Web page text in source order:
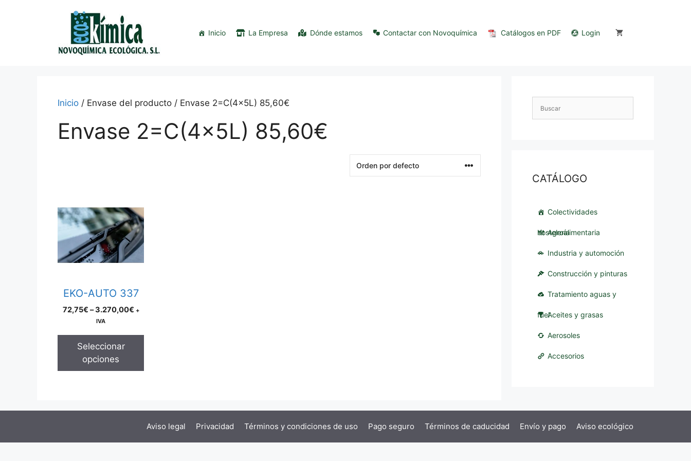
Inicio La Empresa Dónde estamos Contactar con Novoquímica Catálogos en PDF Login
Inicio / Envase del producto / Envase 2=C(4x5L) 85,60€
Envase 2=C(4x5L) 85,60€
EKO-AUTO 337
72,75€ –3.270,00€Price
+
IVA
Seleccionar
opciones
product
has
multiple
variants.
The
may
chosen
product
CATÁLOGO
Colectividades
hostelería
Agroalimentaria
Industria y automoción
Construcción y pinturas
Tratamiento aguas y
fuelAceites y grasas
Aerosoles
Accesorios
Aviso legal Privacidad Términos y condiciones de uso Pago seguro Términos de caducidad Envío y pago Aviso ecológico